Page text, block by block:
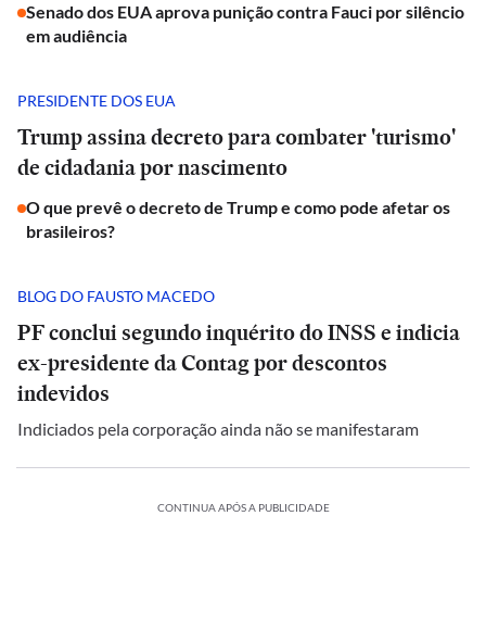
Senado dos EUA aprova punição contra Fauci por silêncio
em audiência
PRESIDENTE DOS EUA
Trump assina decreto para combater 'turismo'
de cidadania por nascimento
O que prevê o decreto de Trump e como pode afetar os
brasileiros?
BLOG DO FAUSTO MACEDO
PF conclui segundo inquérito do INSS e indicia
ex-presidente da Contag por descontos
indevidos
Indiciados pela corporação ainda não se manifestaram
CONTINUA APÓS A PUBLICIDADE